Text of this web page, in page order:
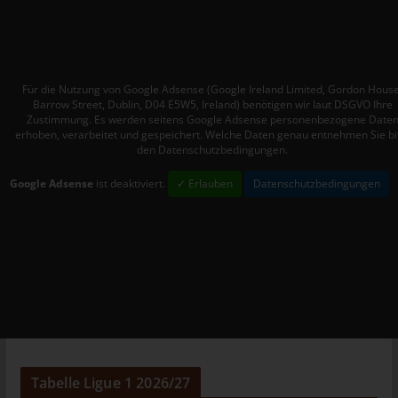
Für die Nutzung von Google Adsense (Google Ireland Limited, Gordon
Barrow Street, Dublin, D04 E5W5, Ireland) benötigen wir laut DSGVO Ihre
Zustimmung. Es werden seitens Google Adsense personenbezogene Daten
erhoben, verarbeitet und gespeichert. Welche Daten genau entnehmen Sie
den Datenschutzbedingungen.
Google Adsense ist deaktiviert. ✓ Erlauben Datenschutzbedingungen
Tabelle Ligue 1 2026/27
Behörde, Einrichtung oder andere Stelle, die personenbezogene
Daten im Auftrag des Verantwortlichen verarbeitet.
i) Empfänger
Einrichtung oder andere Stelle, der personenbezogene Daten
Einrichtung oder andere Stelle außer der betroffenen Person,